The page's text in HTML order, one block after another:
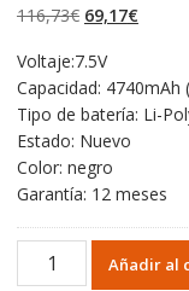
valoraciones de
116,73€ El
original
era:
116,73€.
69,17€El
es:
Voltaje:7.5V
Capacidad: 4740mAh
Tipo de batería: Li-
Estado: Nuevo
Color: negro
Garantía: 12 meses
Portátil
batería
Añadir al